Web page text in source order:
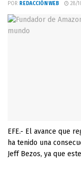
POR REDACCIÓN WEB 28/
EFE.- El avance que
ha tenido una
Jeff Bezos, ya que